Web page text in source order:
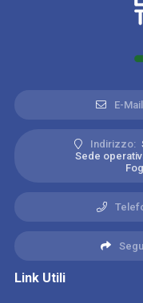
E-
Indirizzo:
Sede
Link Utili